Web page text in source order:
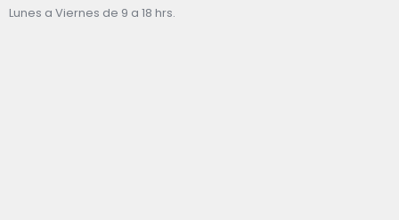
Lunes a Viernes de 9 a 18 hrs.